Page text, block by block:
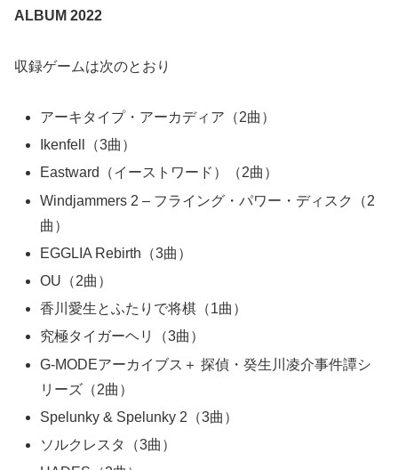
ALBUM 2022
収録ゲームは次のとおり
アーキタイプ・アーカディア（2曲）
Ikenfell（3曲）
Eastward（イーストワード）（2曲）
Windjammers 2 – フライング・パワー・ディスク（2
曲）
EGGLIA Rebirth（3曲）
OU（2曲）
香川愛生とふたりで将棋（1曲）
究極タイガーヘリ（3曲）
G-MODEアーカイブス＋ 探偵・癸生川凌介事件譚シ
リーズ（2曲）
Spelunky & Spelunky 2（3曲）
ソルクレスタ（3曲）